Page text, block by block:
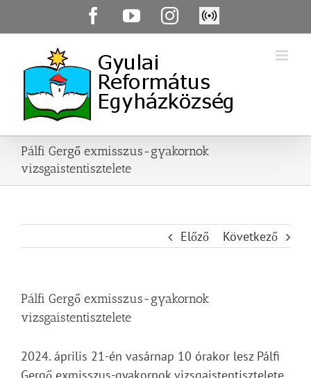
FacebookYouTubeInstagram
Élő
közvetítés
Pálfi Gergő exmisszus-gyakornok
vizsgaistentisztelete
Előző Következő
Pálfi Gergő exmisszus-gyakornok
vizsgaistentisztelete
2024. április 21-én vasárnap 10 órakor lesz Pálfi